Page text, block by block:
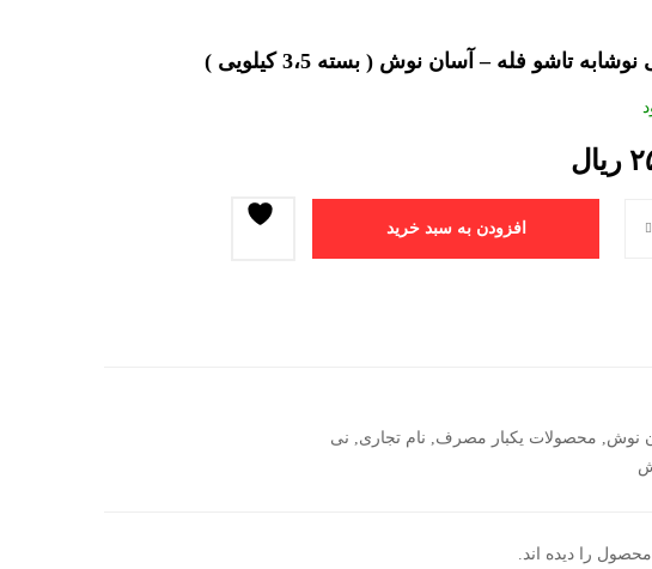
نوشابه تاشو فله – آسان نوش ( بسته 3،5 کیلویی )
ریال
افزودن به سبد خرید
نوش, محصولات یکبار مصرف, نام تجاری, نی
محصول را دیده اند.